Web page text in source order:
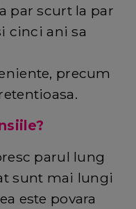
par scurt la par
cinci ani sa
precum
parul lung
sunt mai lungi
este povara